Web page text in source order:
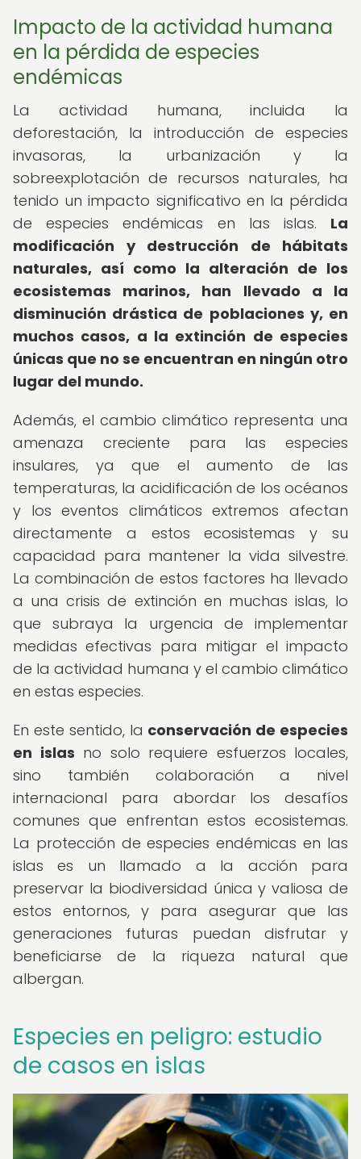
Impacto de la actividad humana
en la pérdida de especies
endémicas
La actividad humana, incluida la
deforestación, la introducción de especies
invasoras, la urbanización y la
sobreexplotación de recursos naturales, ha
tenido un impacto significativo en la pérdida
de especies endémicas en las islas. La
modificación y destrucción de hábitats
naturales, así como la alteración de los
ecosistemas marinos, han llevado a la
disminución drástica de poblaciones y, en
muchos casos, a la extinción de especies
únicas que no se encuentran en ningún otro
lugar del mundo.
Además, el cambio climático representa una
amenaza creciente para las especies
insulares, ya que el aumento de las
temperaturas, la acidificación de los océanos
y los eventos climáticos extremos afectan
directamente a estos ecosistemas y su
capacidad para mantener la vida silvestre.
La combinación de estos factores ha llevado
a una crisis de extinción en muchas islas, lo
que subraya la urgencia de implementar
medidas efectivas para mitigar el impacto
de la actividad humana y el cambio climático
en estas especies.
En este sentido, la conservación de especies
en islas no solo requiere esfuerzos locales,
sino también colaboración a nivel
internacional para abordar los desafíos
comunes que enfrentan estos ecosistemas.
La protección de especies endémicas en las
islas es un llamado a la acción para
preservar la biodiversidad única y valiosa de
estos entornos, y para asegurar que las
generaciones futuras puedan disfrutar y
beneficiarse de la riqueza natural que
albergan.
Especies en peligro: estudio
de casos en islas